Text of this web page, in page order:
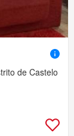
de Castelo